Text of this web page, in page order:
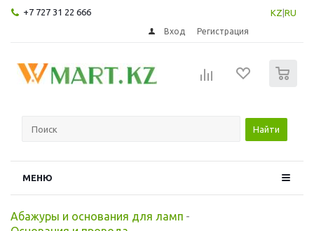
+7 727 31 22 666 KZ RU
Вход Регистрация
Найти
МЕНЮ
Абажуры и основания для ламп -